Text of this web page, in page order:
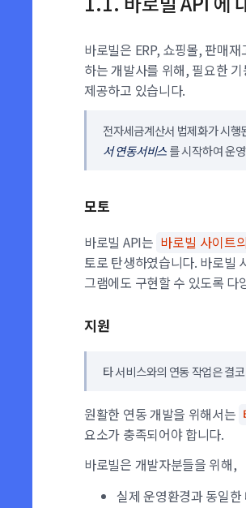
바로빌은 ERP, 쇼핑몰, 판매
하는 개발사를 위해, 필요한
제공하고 있습니다.
전자세금계산서 법제화가 시
서 연동서비스를 시작하여 운
모토
바로빌 API는 바로빌 사이트
토로 탄생하였습니다. 바로빌
그램에도 구현할 수 있도록
지원
타 서비스와의 연동 작업은 결
원활한 연동 개발을 위해서는
요소가 충족되어야 합니다.
바로빌은 개발자분들을 위해,
실제 운영환경과 동일